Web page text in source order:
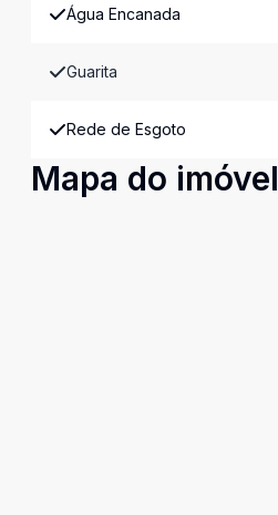
Água Encanada
Guarita
Rede de Esgoto
Mapa do imóvel